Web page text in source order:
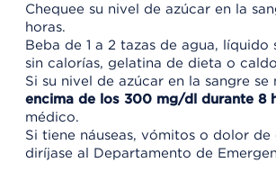
Chequee su nivel de azúcar en la
horas.
Beba de 1 a 2 tazas de agua, líquido
sin calorías, gelatina de dieta o
Si su nivel de azúcar en la sangre se
encima de los 300 mg/dl durante 8
médico.
Si tiene náuseas, vómitos o dolor de
diríjase al Departamento de